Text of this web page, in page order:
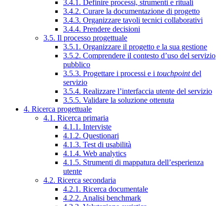
3.4.1. Definire processi, strumenti e rituali
3.4.2. Curare la documentazione di progetto
3.4.3. Organizzare tavoli tecnici collaborativi
3.4.4. Prendere decisioni
3.5. Il processo progettuale
3.5.1. Organizzare il progetto e la sua gestione
3.5.2. Comprendere il contesto d’uso del servizio
pubblico
3.5.3. Progettare i processi e i touchpointdel
servizio
3.5.4. Realizzare l’interfaccia utente del servizio
3.5.5. Validare la soluzione ottenuta
4. Ricerca progettuale
4.1. Ricerca primaria
4.1.1. Interviste
4.1.2. Questionari
4.1.3. Test di usabilità
4.1.4. Web analytics
4.1.5. Strumenti di mappatura dell’esperienza
utente
4.2. Ricerca secondaria
4.2.1. Ricerca documentale
4.2.2. Analisi benchmark